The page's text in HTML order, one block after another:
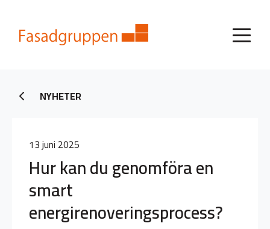
NYHETER
13 juni 2025
Hur kan du genomföra en
smart
energirenoveringsprocess?